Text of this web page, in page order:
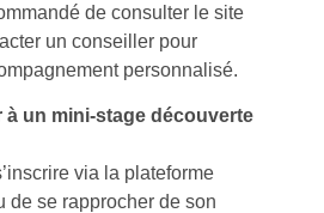
de consulter le site
un conseiller pour
personnalisé.
à un mini-stage découverte
via la plateforme
de se rapprocher de son